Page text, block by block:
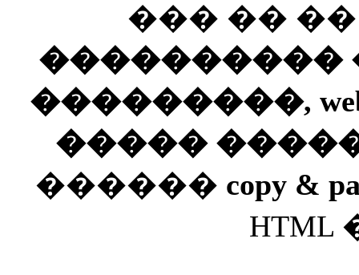
��� ��
����������
���������,
�����
������ copy &